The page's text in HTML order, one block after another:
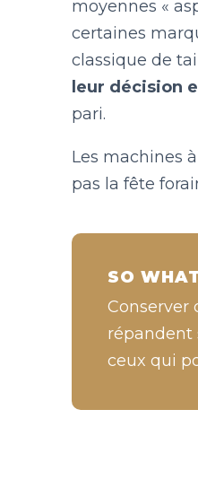
moyennes «
certaines
classique de
leur décision
pari.
Les machines
pas la fête
SO
Conserver
répandent
ceux qui